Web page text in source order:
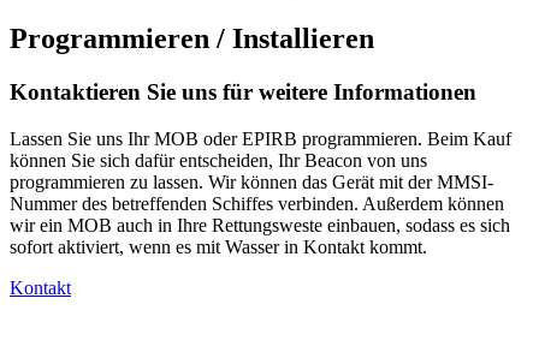
Programmieren / Installieren
Kontaktieren Sie uns für weitere Informationen
Lassen Sie uns Ihr MOB oder EPIRB programmieren. Beim Kauf
können Sie sich dafür entscheiden, Ihr Beacon von uns
programmieren zu lassen. Wir können das Gerät mit der MMSI-
Nummer des betreffenden Schiffes verbinden. Außerdem können
wir ein MOB auch in Ihre Rettungsweste einbauen, sodass es sich
sofort aktiviert, wenn es mit Wasser in Kontakt kommt.
Kontakt